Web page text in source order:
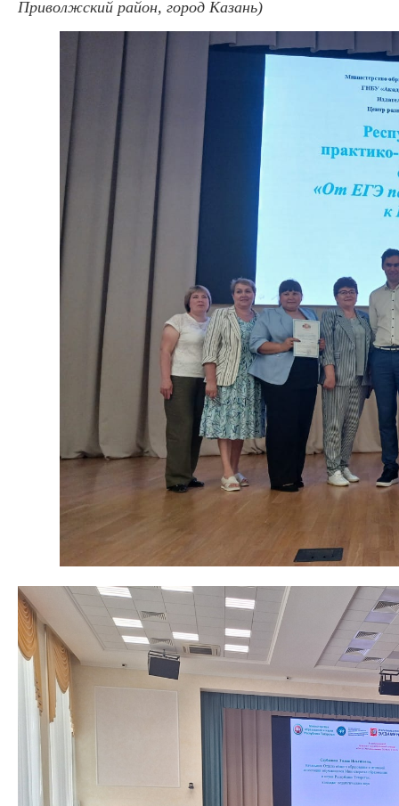
Приволжский район, город Казань)